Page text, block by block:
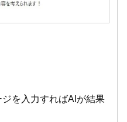
を入力すればAIが結果